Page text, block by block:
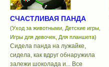
СЧАСТЛИВАЯ ПАНДА
(Уход за животными, Детские игры,
Игры для девочек, Для планшета)
Сидела панда на лужайке,
сидела, как вдруг обнаружила
залежи шоколада и... Все